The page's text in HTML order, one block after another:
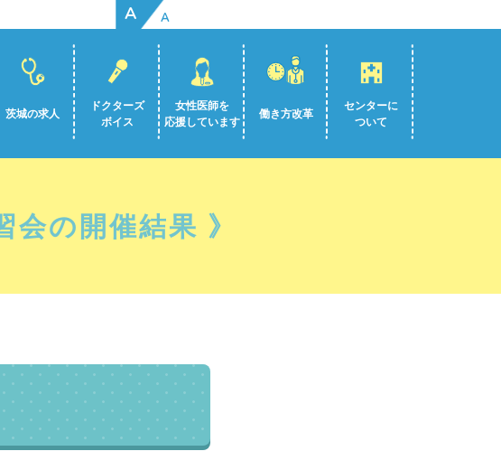
A A
茨城の求人
ドクターズ
ボイス
女性医師を
応援しています
働き方改革
センターに
ついて
会の開催結果 》